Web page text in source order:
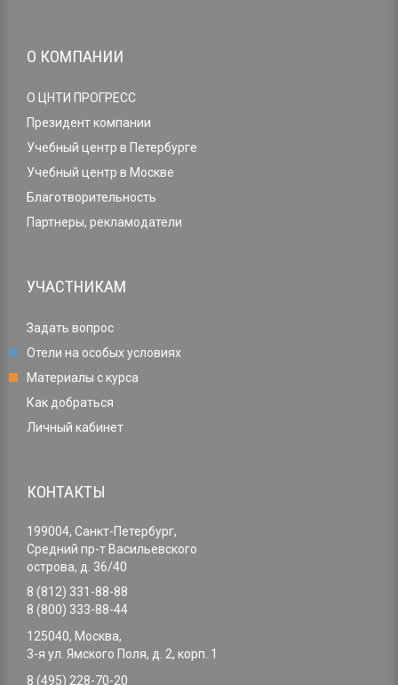
О КОМПАНИИ
О ЦНТИ ПРОГРЕСС
Президент компании
Учебный центр в Петербурге
Учебный центр в Москве
Благотворительность
Партнеры, рекламодатели
УЧАСТНИКАМ
Задать вопрос
Отели на особых условиях
Материалы с курса
Как добраться
Личный кабинет
КОНТАКТЫ
199004, Санкт-Петербург,
Средний пр-т Васильевского
острова, д. 36/40
8 (812) 331-88-88
8 (800) 333-88-44
125040, Москва,
3-я ул. Ямского Поля, д. 2, корп. 1
8 (495) 228-70-20